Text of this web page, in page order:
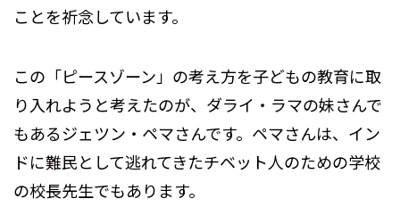
ことを祈念しています。
この「ピースゾーン」の考え方を子どもの教育に取
り入れようと考えたのが、ダライ・ラマの妹さんで
もあるジェツン・ペマさんです。ペマさんは、イン
ドに難民として逃れてきたチベット人のための学校
の校長先生でもあります。